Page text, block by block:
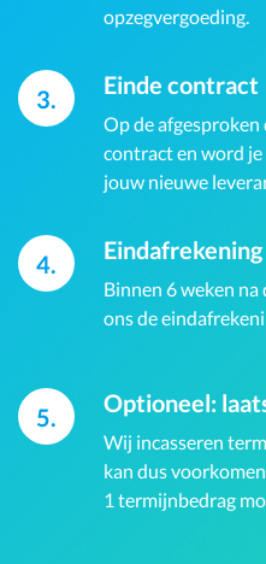
opzegvergoeding.
3. Einde contract
Op de
contract en word
jouw nieuwe
4. Eindafrekening
Binnen 6 weken
ons de
5. Optioneel:
Wij incasseren
kan dus
1 termijnbedrag